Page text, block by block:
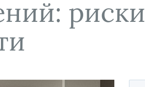
риски